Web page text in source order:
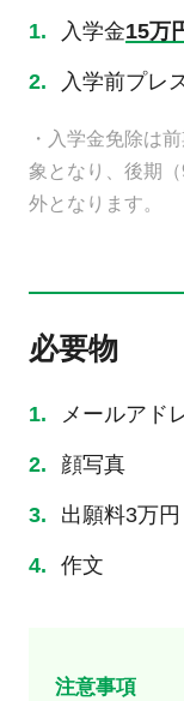
入学金15万
入学前プレ
・入学金免除は
象となり、後期
外となります。
必要物
メールアド
顔写真
出願料3万円
作文
注意事項